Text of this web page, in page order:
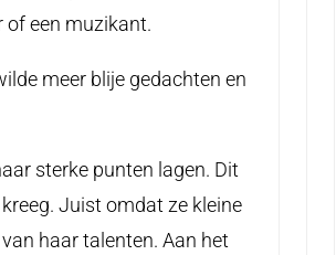
of een muzikant.
meer blije gedachten en
sterke punten lagen. Dit
Juist omdat ze kleine
haar talenten. Aan het